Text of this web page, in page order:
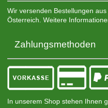
Wir versenden Bestellungen
Österreich. Weitere
Zahlungsmethoden
In unserem Shop stehen Ihnen